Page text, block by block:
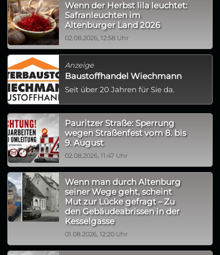
Wenn der Herbst lila leuchtet:
Safranleuchten im
Altenburger Land 2026
02.08.2026, 12:58 Uhr
Anzeige
Baustoffhandel Wiechmann
Seit über 20 Jahren für Sie da.
Pauritzer Straße: Sperrung
wegen Straßenfest vom 8. bis
9. August
02.08.2026, 11:47 Uhr
Wenn man durch Altenburg
seiner Wege geht, scheint
Mut zur Lücke gefragt – Zu
den Gebäudeabrissen in der
Kesselgasse
01.08.2026, 12:20 Uhr